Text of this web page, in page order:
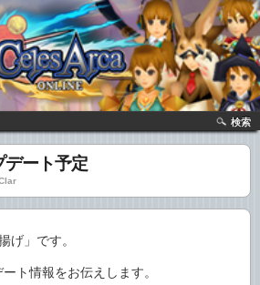
検索
デート予定
げ」です。
ト情報をお伝えします。